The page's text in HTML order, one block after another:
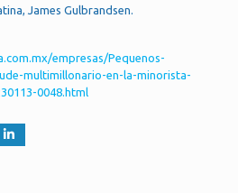
James Gulbrandsen.
empresas/Pequenos-
multimillonario-en-la-minorista-
0048.html